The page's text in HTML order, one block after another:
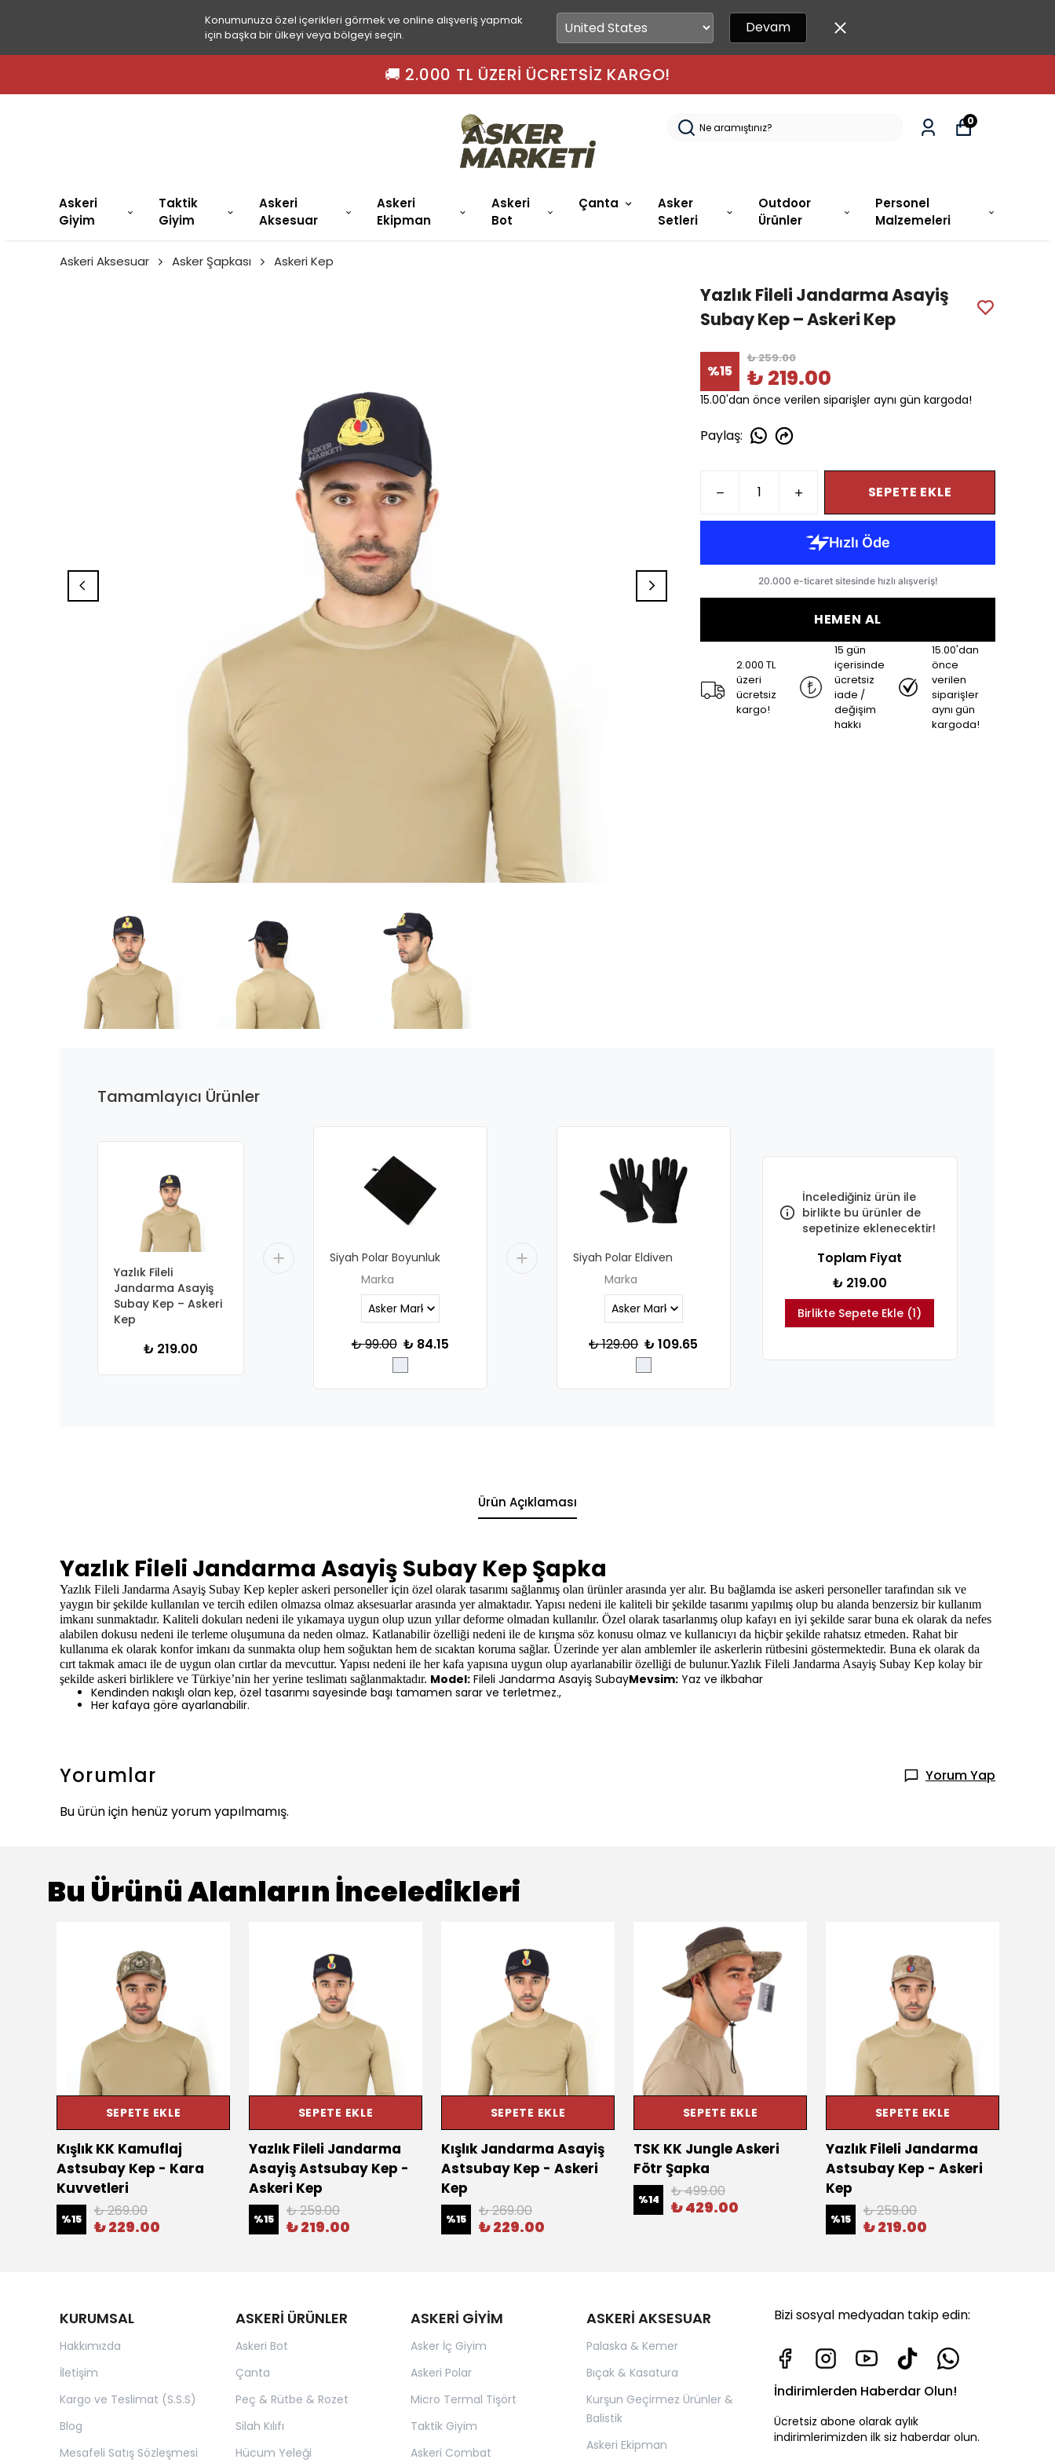
Konumunuza özel içerikleri görmek ve online alışveriş yapmak
için başka bir ülkeyi veya bölgeyi seçin.
Devam
🚚 2.000 TL ÜZERI ÜCRETSIZ KARGO!
Askeri
Giyim
Taktik
Giyim
Askeri
Aksesuar
Askeri
Ekipman
Askeri
Bot
Çanta
Asker
Setleri
Outdoor
Ürünler
Personel
Malzemeleri
0
Askeri Aksesuar Asker Şapkası Askeri Kep
Yazlık Fileli Jandarma Asayiş
Subay Kep – Askeri Kep
%15
₺ 259.00
₺ 219.00
15.00'dan önce verilen siparişler aynı gün kargoda!
Paylaş:
SEPETE EKLE
HEMEN AL
2.000 TL
üzeri
ücretsiz
kargo!
15 gün
içerisinde
ücretsiz
iade /
değişim
hakkı
15.00'dan
önce
verilen
siparişler
aynı gün
kargoda!
Tamamlayıcı Ürünler
Yazlık Fileli
Jandarma Asayiş
Subay Kep – Askeri
Kep
₺ 219.00
Siyah Polar Boyunluk
Marka
₺ 99.00 ₺ 84.15
Siyah Polar Eldiven
Marka
₺ 129.00 ₺ 109.65
İncelediğiniz ürün ile
birlikte bu ürünler de
sepetinize eklenecektir!
Toplam Fiyat
₺ 219.00
Birlikte Sepete Ekle (1)
Ürün Açıklaması
Yazlık Fileli Jandarma Asayiş Subay Kep Şapka
Yazlık Fileli Jandarma Asayiş Subay Kep kepler askeri personeller için özel olarak tasarımı sağlanmış olan ürünler arasında yer alır. Bu bağlamda ise askeri personeller tarafından sık ve
yaygın bir şekilde kullanılan ve tercih edilen olmazsa olmaz aksesuarlar arasında yer almaktadır. Yapısı nedeni ile kaliteli bir şekilde tasarımı yapılmış olup bu alanda benzersiz bir kullanım
imkanı sunmaktadır. Kaliteli dokuları nedeni ile yıkamaya uygun olup uzun yıllar deforme olmadan kullanılır. Özel olarak tasarlanmış olup kafayı en iyi şekilde sarar buna ek olarak da nefes
alabilen dokusu nedeni ile terleme oluşumuna da neden olmaz. Katlanabilir özelliği nedeni ile de kırışma söz konusu olmaz ve kullanıcıyı da hiçbir şekilde rahatsız etmeden. Rahat bir
kullanıma ek olarak konfor imkanı da sunmakta olup hem soğuktan hem de sıcaktan koruma sağlar. Üzerinde yer alan amblemler ile askerlerin rütbesini göstermektedir. Buna ek olarak da
cırt takmak amacı ile de uygun olan cırtlar da mevcuttur. Yapısı nedeni ile her kafa yapısına uygun olup ayarlanabilir özelliği de bulunur.Yazlık Fileli Jandarma Asayiş Subay Kep kolay bir
şekilde askeri birliklere ve Türkiye’nin her yerine teslimatı sağlanmaktadır. Model: Fileli Jandarma Asayiş SubayMevsim: Yaz ve ilkbahar
Kendinden nakışlı olan kep, özel tasarımı sayesinde başı tamamen sarar ve terletmez.,
Her kafaya göre ayarlanabilir.
Yorumlar
Yorum Yap
Bu ürün için henüz yorum yapılmamış.
Bu Ürünü Alanların İnceledikleri
SEPETE EKLE
Kışlık KK Kamuflaj
Astsubay Kep - Kara
Kuvvetleri
%15 ₺ 269.00
₺ 229.00
SEPETE EKLE
Yazlık Fileli Jandarma
Asayiş Astsubay Kep -
Askeri Kep
%15 ₺ 259.00
₺ 219.00
SEPETE EKLE
Kışlık Jandarma Asayiş
Astsubay Kep - Askeri
Kep
%15 ₺ 269.00
₺ 229.00
SEPETE EKLE
TSK KK Jungle Askeri
Fötr Şapka
%14 ₺ 499.00
₺ 429.00
SEPETE EKLE
Yazlık Fileli Jandarma
Astsubay Kep - Askeri
Kep
%15 ₺ 259.00
₺ 219.00
KURUMSAL
Hakkımızda
İletişim
Kargo ve Teslimat (S.S.S)
Blog
Mesafeli Satış Sözleşmesi
ASKERİ ÜRÜNLER
Askeri Bot
Çanta
Peç & Rütbe & Rozet
Silah Kılıfı
Hücum Yeleği
ASKERİ GİYİM
Asker İç Giyim
Askeri Polar
Micro Termal Tişört
Taktik Giyim
Askeri Combat
ASKERİ AKSESUAR
Palaska & Kemer
Bıçak & Kasatura
Kurşun Geçirmez Ürünler &
Balistik
Askeri Ekipman
Bizi sosyal medyadan takip edin:
İndirimlerden Haberdar Olun!
Ücretsiz abone olarak aylık
indirimlerimizden ilk siz haberdar olun.